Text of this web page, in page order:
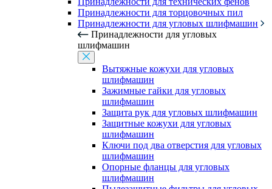
Принадлежности для торцовочных пил
Принадлежности для угловых шлифмашин
Принадлежности для угловых
шлифмашин
Вытяжные кожухи для угловых
шлифмашин
Зажимные гайки для угловых
шлифмашин
Защита рук для угловых шлифмашин
Защитные кожухи для угловых
шлифмашин
Ключи под два отверстия для угловых
шлифмашин
Опорные фланцы для угловых
шлифмашин